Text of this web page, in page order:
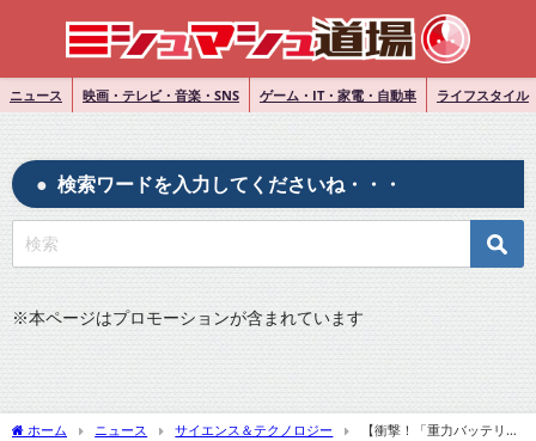
ニュース 映画・テレビ・音楽・SNS ゲーム・IT・家電・自動車 ライフスタイル
検索ワードを入力してくださいね・・・
※本ページはプロモーションが含まれています
ホーム ニュース サイエンス＆テクノロジー
【衝撃！「重力バッテリ